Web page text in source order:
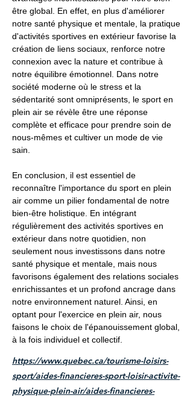
être global. En effet, en plus d'améliorer
notre santé physique et mentale, la pratique
d'activités sportives en extérieur favorise la
création de liens sociaux, renforce notre
connexion avec la nature et contribue à
notre équilibre émotionnel. Dans notre
société moderne où le stress et la
sédentarité sont omniprésents, le sport en
plein air se révèle être une réponse
complète et efficace pour prendre soin de
nous-mêmes et cultiver un mode de vie
sain.
En conclusion, il est essentiel de
reconnaître l'importance du sport en plein
air comme un pilier fondamental de notre
bien-être holistique. En intégrant
régulièrement des activités sportives en
extérieur dans notre quotidien, non
seulement nous investissons dans notre
santé physique et mentale, mais nous
favorisons également des relations sociales
enrichissantes et un profond ancrage dans
notre environnement naturel. Ainsi, en
optant pour l'exercice en plein air, nous
faisons le choix de l'épanouissement global,
à la fois individuel et collectif.
https://www.quebec.ca/tourisme-loisirs-
sport/aides-financieres-sport-loisir-activite-
physique-plein-air/aides-financieres-